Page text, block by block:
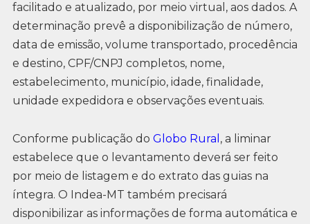
facilitado e atualizado, por meio virtual, aos dados. A
determinação prevê a disponibilização de número,
data de emissão, volume transportado, procedência
e destino, CPF/CNPJ completos, nome,
estabelecimento, município, idade, finalidade,
unidade expedidora e observações eventuais.
Conforme publicação do Globo Rural , a liminar
estabelece que o levantamento deverá ser feito
por meio de listagem e do extrato das guias na
íntegra. O Indea-MT também precisará
disponibilizar as informações de forma automática e